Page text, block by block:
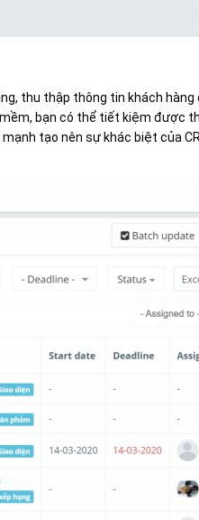
thu thập thông tin khách
bạn có thể tiết kiệm được
tạo nên sự khác biệt của